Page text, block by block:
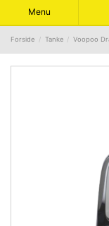
Menu
Forside Tanke Voopoo